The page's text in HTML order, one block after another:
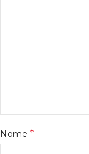
Nome *